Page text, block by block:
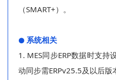
（SMART+）。
⚫ 系统相关
1. MES同步ERP数据时支持
动同步需ERPv25.5及以后版